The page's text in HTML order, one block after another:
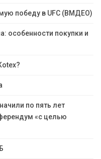
победу в UFC (ВМДЕО)
особенности покупки и
по пять лет
«с целью